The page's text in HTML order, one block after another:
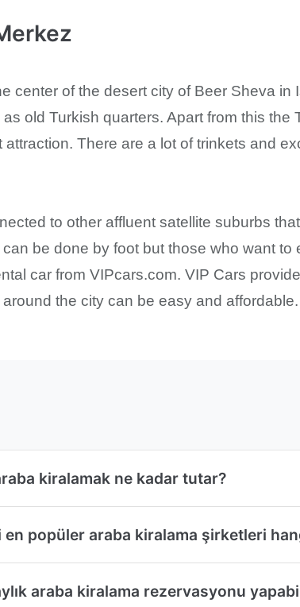
center of the desert city of Beer Sheva in
old Turkish quarters. Apart from this the
There are a lot of trinkets and
to other affluent satellite suburbs
be done by foot but those who want
car from VIPcars.com. VIP Cars
the city can be easy and affordable.
kiralamak ne kadar tutar?
popüler araba kiralama şirketleri
araba kiralama rezervasyonu